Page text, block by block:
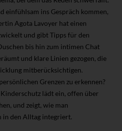
einfühlsam ins Gespräch kommen,
Agota Lavoyer hat einen
und gibt Tipps für den
bis hin zum intimen Chat
und klare Linien gezogen, die
mitberücksichtigen.
Grenzen zu erkennen?
lädt ein, offen über
und zeigt, wie man
den Alltag integriert.